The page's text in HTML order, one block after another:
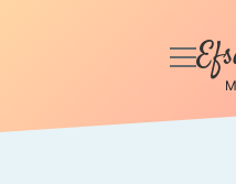
Anasayfa
menüyü